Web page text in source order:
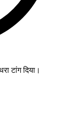
टांग दिया।